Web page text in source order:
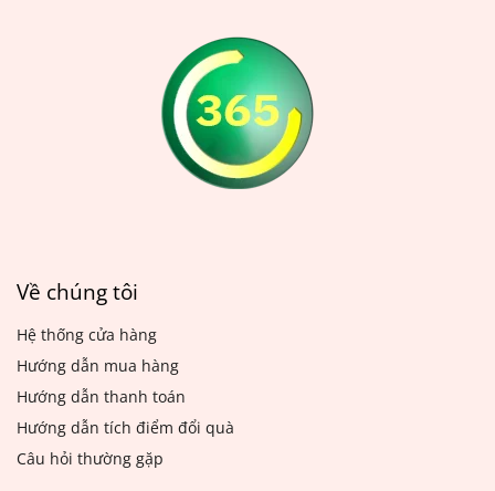
việc giặt màn cửa thường
xuyên là vô cùng cần thiết
để giữ cho ngôi nhà luôn
sạch sẽ và đẹp mắt.
độ mới của thảm. Bạn có
thể thuê dịch vụ giặt thảm
chuyên nghiệp hoặc tự giặt
thảm tại nhà bằng các
cách đơn giản sau đây.
Về chúng tôi
Hệ thống cửa hàng
Hướng dẫn mua hàng
Hướng dẫn thanh toán
Hướng dẫn tích điểm đổi quà
Câu hỏi thường gặp